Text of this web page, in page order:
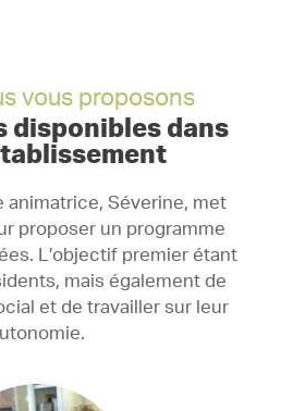
vous proposons
disponibles dans
animatrice, Séverine, met
proposer un programme
L’objectif premier étant
mais également de
et de travailler sur leur